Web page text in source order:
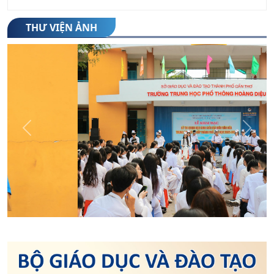
2027
(23/07/2026)
7. Danh sách thí sinh trúng tuyển trường
THPT Hoàng Diệu năm học 2026-2027
8. Thông báo phê duyệt điểm chuẩn trúng
tuyển vào lớp 10 trung học phổ thông công
lập năm học 2026-2027
(21/07/2026)
9. Công văn số 3301/SGDĐT-QLCL ngày
21/7/2026 của SGDĐT về việc Công bố điểm
phúc khảo bài thi Kỳ thi tuyển sinh THPT năm
(21/07/2026)
10. Công văn số 3236/SGDĐT-GDTrH&GDNN
của Sở GDĐT về việc Hướng dẫn chuyển
trường và tiếp nhận học sinh học tại các
(17/07/2026)
THƯ VIỆN ẢNH
Previous Next